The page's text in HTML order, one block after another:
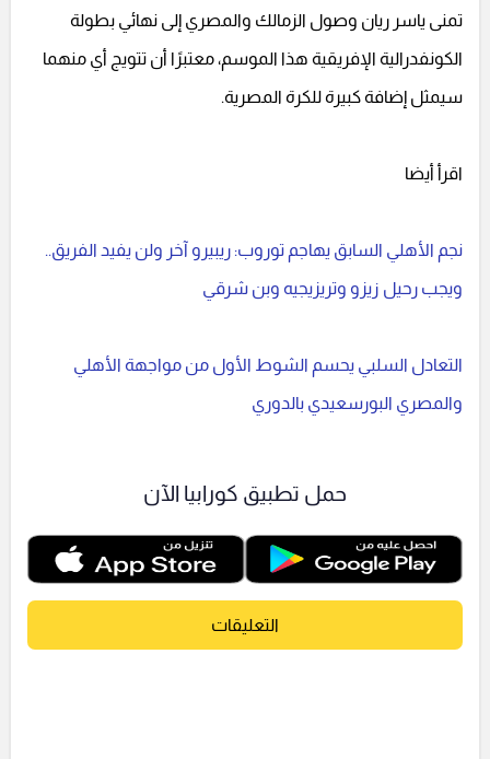
تمنى ياسر ريان وصول الزمالك والمصري إلى نهائي بطولة
الكونفدرالية الإفريقية هذا الموسم، معتبرًا أن تتويج أي منهما
سيمثل إضافة كبيرة للكرة المصرية.
اقرأ أيضا
نجم الأهلي السابق يهاجم توروب: ريبيرو آخر ولن يفيد الفريق..
ويجب رحيل زيزو وتريزيجيه وبن شرقي
التعادل السلبي يحسم الشوط الأول من مواجهة الأهلي
والمصري البورسعيدي بالدوري
حمل تطبيق كورابيا الآن
التعليقات